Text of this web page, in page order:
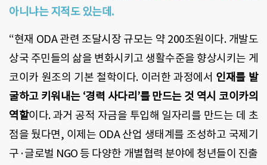
아니냐는 지적도 있는데.
“현재 ODA 관련 조달시장 규모는 약 200조원이다. 개발도
상국 주민들의 삶을 변화시키고 생활수준을 향상시키는 게
코이카 원조의 기본 철학이다. 이러한 과정에서 인재를 발
굴하고 키워내는 ‘경력 사다리’를 만드는 것 역시 코이카의
역할이다. 과거 공적 자금을 투입해 일자리를 만드는 데 초
점을 뒀다면, 이제는 ODA 산업 생태계를 조성하고 국제기
구·글로벌 NGO 등 다양한 개별협력 분야에 청년들이 진출